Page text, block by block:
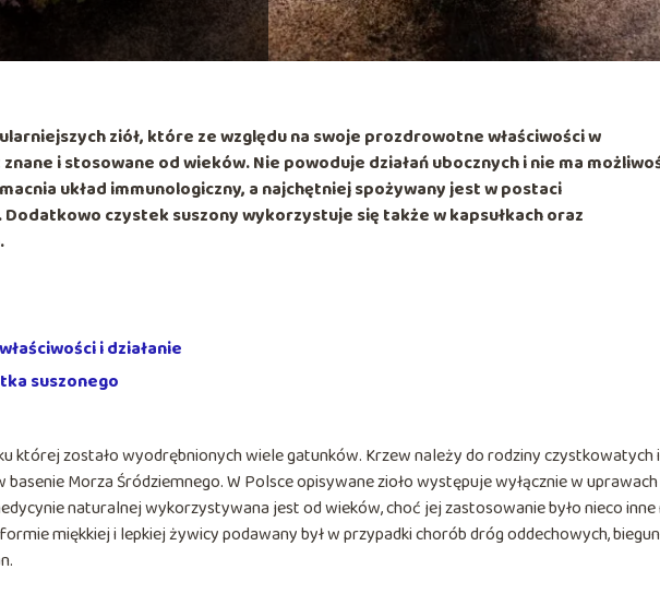
ziół, które ze względu na swoje prozdrowotne właściwości w
i stosowane od wieków. Nie powoduje działań ubocznych i nie ma
układ immunologiczny, a najchętniej spożywany jest w postaci
czystek suszony wykorzystuje się także w kapsułkach oraz
i działanie
suszonego
której zostało wyodrębnionych wiele gatunków. Krzew należy do rodziny czystkowatych i
Morza Śródziemnego. W Polsce opisywane zioło występuje wyłącznie w uprawach
naturalnej wykorzystywana jest od wieków, choć jej zastosowanie było nieco inne
miękkiej i lepkiej żywicy podawany był w przypadki chorób dróg oddechowych,